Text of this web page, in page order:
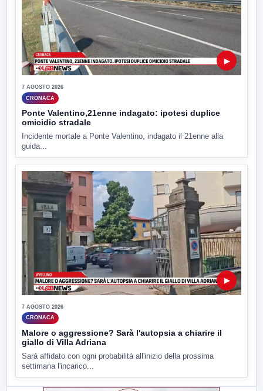
▶
7 AGOSTO 2026
CRONACA
Ponte Valentino,21enne indagato: ipotesi duplice
omicidio stradale
Incidente mortale a Ponte Valentino, indagato il 21enne alla
guida...
▶
7 AGOSTO 2026
CRONACA
Malore o aggressione? Sarà l'autopsia a chiarire il
giallo di Villa Adriana
Sarà affidato con ogni probabilità all'inizio della prossima
settimana l'incarico...